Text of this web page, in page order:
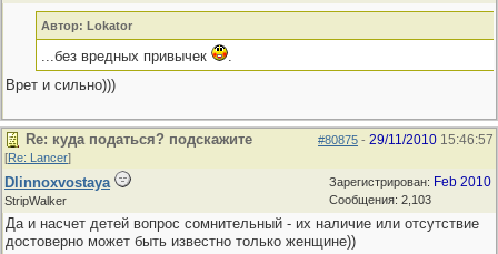
Автор: Lokator
...без вредных привычек
.
Врет и сильно)))
#80875 - 29/11/2010 15:46:57
Re: куда податься? подскажите
[Re: Lancer]
Зарегистрирован: Feb 2010
Сообщения: 2,103
Dlinnoxvostaya
StripWalker
Да и насчет детей вопрос сомнительный - их наличие или отсутствие
достоверно может быть известно только женщине))